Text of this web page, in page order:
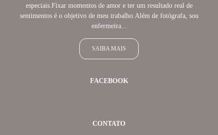
especiais.Fixar momentos de amor e ter um resultado real de
sentimentos é o objetivo de meu trabalho.Além de fotógrafa, sou
enfermeira...
SAIBA MAIS
FACEBOOK
CONTATO